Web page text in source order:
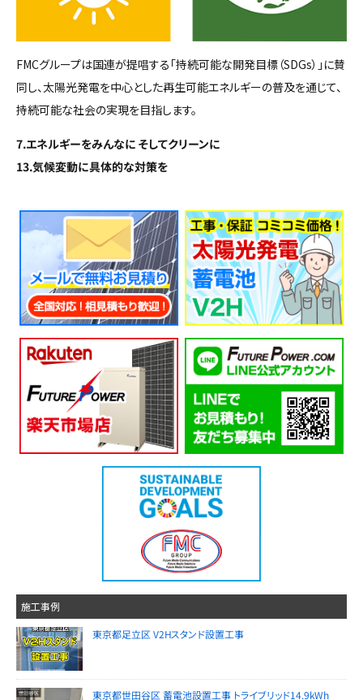
FMCグループは国連が提唱する「持続可能な開発目標（SDGs）」に賛
同し、太陽光発電を中心とした再生可能エネルギーの普及を通じて、
持続可能な社会の実現を目指します。
7.エネルギーをみんなに そしてクリーンに
13.気候変動に具体的な対策を
施工事例
東京都足立区 V2Hスタンド設置工事
東京都世田谷区 蓄電池設置工事 トライブリッド14.9kWh